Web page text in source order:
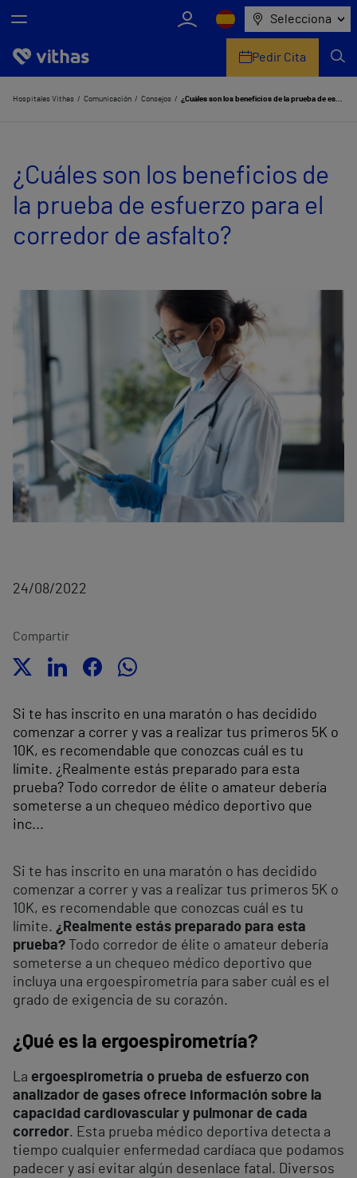
Selecciona
Nosotros
Servicios de salud
Equipo médico y asistencial
Comunicación
Pedir Cita
Hospitales Vithas Comunicación Consejos ¿Cuáles son los beneficios de la prueba de esfuerzo para el corredor de asfalto?
¿Cuáles son los beneficios de
la prueba de esfuerzo para el
corredor de asfalto?
24/08/2022
Compartir
Si te has inscrito en una maratón o has decidido
comenzar a correr y vas a realizar tus primeros 5K o
10K, es recomendable que conozcas cuál es tu
límite. ¿Realmente estás preparado para esta
prueba? Todo corredor de élite o amateur debería
someterse a un chequeo médico deportivo que
inc...
Si te has inscrito en una maratón o has decidido
comenzar a correr y vas a realizar tus primeros 5K o
10K, es recomendable que conozcas cuál es tu
límite. ¿Realmente estás preparado para esta
prueba? Todo corredor de élite o amateur debería
someterse a un chequeo médico deportivo que
incluya una ergoespirometría para saber cuál es el
grado de exigencia de su corazón.
¿Qué es la ergoespirometría?
La ergoespirometría o prueba de esfuerzo con
analizador de gases ofrece información sobre la
capacidad cardiovascular y pulmonar de cada
corredor. Esta prueba médico deportiva detecta a
tiempo cualquier enfermedad cardíaca que podamos
padecer y así evitar algún desenlace fatal. Diversos